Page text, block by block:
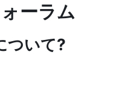
ーラム
いて?